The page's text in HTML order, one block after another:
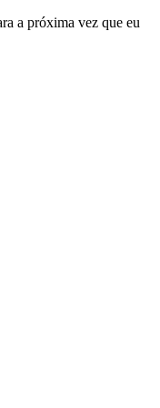
a próxima vez que eu